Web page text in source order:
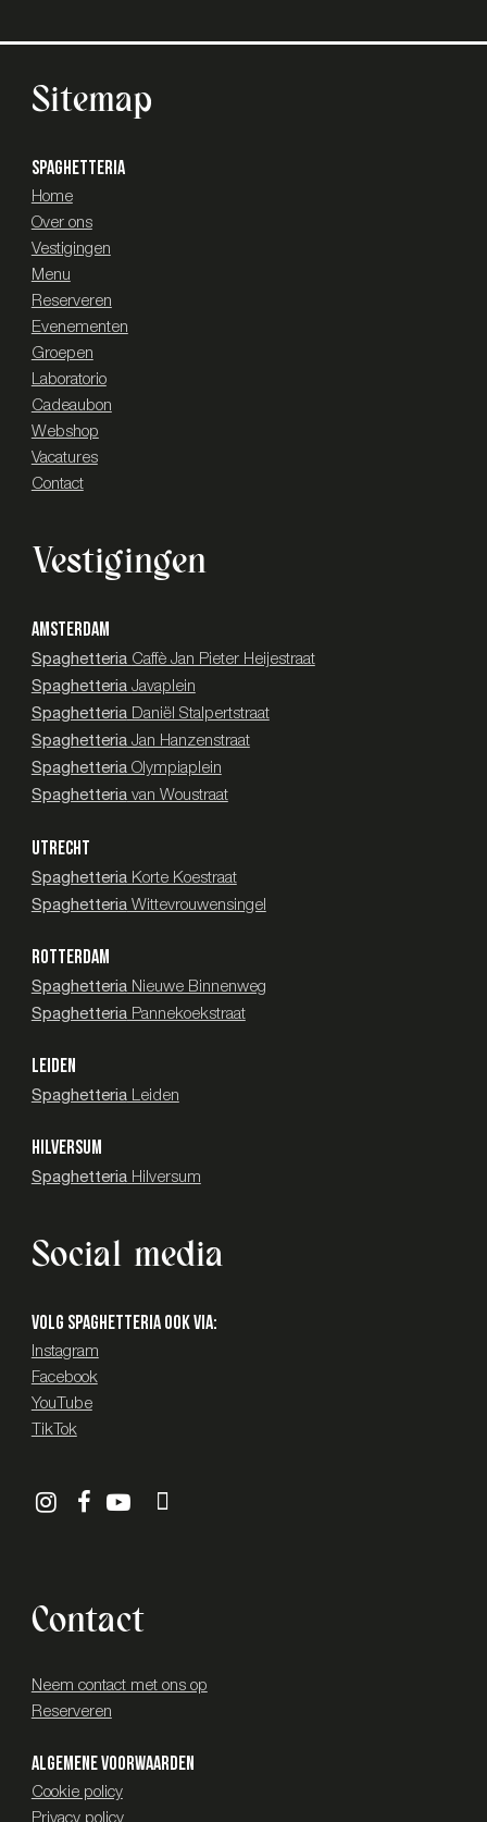
Sitemap
SPAGHETTERIA
Home
Over ons
Vestigingen
Menu
Reserveren
Evenementen
Groepen
Laboratorio
Cadeaubon
Webshop
Vacatures
Contact
Vestigingen
AMSTERDAM
Spaghetteria Caffè Jan Pieter Heijestraat
Spaghetteria Javaplein
SpaghetteriaDaniël Stalpertstraat
SpaghetteriaJan Hanzenstraat
SpaghetteriaOlympiaplein
Spaghetteriavan Woustraat
UTRECHT
SpaghetteriaKorte Koestraat
SpaghetteriaWittevrouwensingel
ROTTERDAM
SpaghetteriaNieuwe Binnenweg
SpaghetteriaPannekoekstraat
LEIDEN
SpaghetteriaLeiden
HILVERSUM
SpaghetteriaHilversum
Social media
Volg SPAGHETTERIA ook via:
Instagram
Facebook
YouTube
TikTok
Contact
Neem contact met ons op
Reserveren
Algemene voorwaarden
Cookie policy